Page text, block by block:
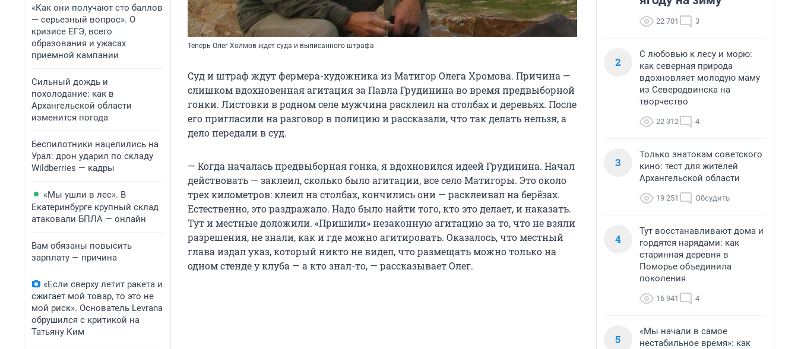
«Как они получают сто баллов
— серьезный вопрос». О
кризисе ЕГЭ, всего
образования и ужасах
приемной кампании
Сильный дождь и
похолодание: как в
Архангельской области
изменится погода
Беспилотники нацелились на
Урал: дрон ударил по складу
Wildberries — кадры
«Мы ушли в лес». В
Екатеринбурге крупный склад
атаковали БПЛА — онлайн
Вам обязаны повысить
зарплату — причина
«Если сверху летит ракета и
сжигает мой товар, то это не
мой риск». Основатель Levrana
обрушился с критикой на
Татьяну Ким
Теперь Олег Холмов ждет суда и выписанного штрафа
Суд и штраф ждут фермера-художника из Матигор Олега Хромова. Причина —
слишком вдохновенная агитация за Павла Грудинина во время предвыборной
гонки. Листовки в родном селе мужчина расклеил на столбах и деревьях. После
его пригласили на разговор в полицию и рассказали, что так делать нельзя, а
дело передали в суд.
— Когда началась предвыборная гонка, я вдохновился идеей Грудинина. Начал
действовать — заклеил, сколько было агитации, все село Матигоры. Это около
трех километров: клеил на столбах, кончились они — расклеивал на берёзах.
Естественно, это раздражало. Надо было найти того, кто это делает, и наказать.
Тут и местные доложили. «Пришили» незаконную агитацию за то, что не взяли
разрешения, не знали, как и где можно агитировать. Оказалось, что местный
глава издал указ, который никто не видел, что размещать можно только на
одном стенде у клуба — а кто знал-то, — рассказывает Олег.
22 701 3
2
С любовью к лесу и морю:
как северная природа
вдохновляет молодую маму
из Северодвинска на
творчество
22 312 4
3
Только знатокам советского
кино: тест для жителей
Архангельской области
19 251 Обсудить
4
Тут восстанавливают дома и
гордятся нарядами: как
старинная деревня в
Поморье объединила
поколения
16 941 4
5
«Мы начали в самое
нестабильное время»: как